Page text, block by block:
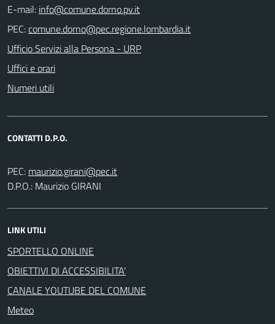
E-mail:
PEC:
Ufficio Servizi alla Persona - URP
Uffici e orari
Numeri utili
CONTATTI D.P.O.
PEC:
D.P.O.: Maurizio GIRANI
LINK UTILI
SPORTELLO ONLINE
OBIETTIVI DI ACCESSIBILITA'
CANALE YOUTUBE DEL COMUNE
Meteo